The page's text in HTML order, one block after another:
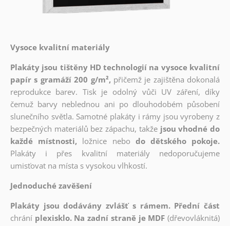
Vysoce kvalitní materiály
Plakáty jsou tištěny HD technologií na vysoce kvalitní
papír s gramáží 200 g/m², přičemž je zajištěna dokonalá
reprodukce barev. Tisk je odolný vůči UV záření, díky
čemuž barvy neblednou ani po dlouhodobém působení
slunečního světla. Samotné plakáty i rámy jsou vyrobeny z
bezpečných materiálů bez zápachu, takže jsou vhodné do
každé místnosti, ložnice nebo do dětského pokoje.
Plakáty i přes kvalitní materiály nedoporučujeme
umisťovat na místa s vysokou vlhkostí.
Jednoduché zavěšení
Plakáty jsou dodávány zvlášť s rámem. Přední část
chrání plexisklo. Na zadní straně je MDF (dřevovláknitá)